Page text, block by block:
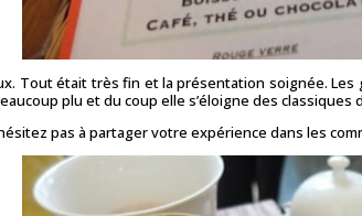
Tout était très fin et la présentation soignée.
plu et du coup elle s’éloigne des classiques
pas à partager votre expérience dans les